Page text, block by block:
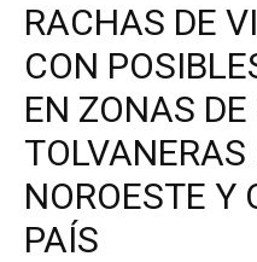
RACHAS DE
CON
EN ZONAS
TOLVANERAS
NOROESTE Y
PAÍS